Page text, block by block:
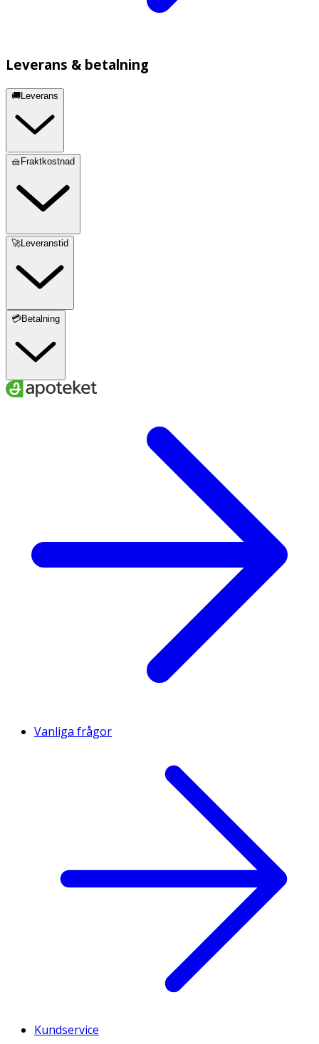
Leverans & betalning
🚚Leverans
🧺Fraktkostnad
🚀Leveranstid
💳Betalning
Vanliga frågor
Kundservice